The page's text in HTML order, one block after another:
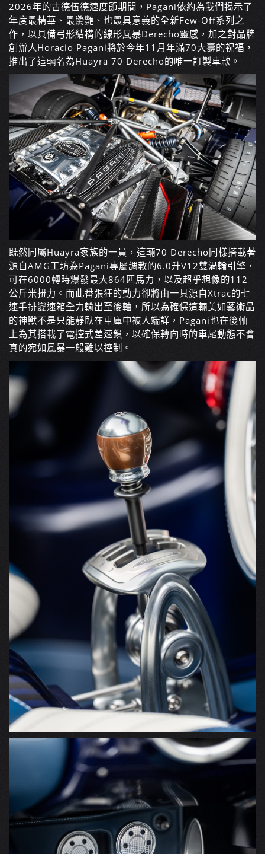
2026年的古德伍德速度節期間，Pagani依約為我們揭示了
年度最精華、最驚艷、也最具意義的全新Few-Off系列之
作，以具備弓形結構的線形風暴Derecho靈感，加之對品牌
創辦人Horacio Pagani將於今年11月年滿70大壽的祝福，
推出了這輛名為Huayra 70 Derecho的唯一訂製車款。
既然同屬Huayra家族的一員，這輛70 Derecho同樣搭載著
源自AMG工坊為Pagani專屬調教的6.0升V12雙渦輪引擎，
可在6000轉時爆發最大864匹馬力，以及超乎想像的112
公斤米扭力。而此番張狂的動力卻將由一具源自Xtrac的七
速手排變速箱全力輸出至後軸，所以為確保這輛美如藝術品
的神獸不是只能靜臥在車庫中被人端詳，Pagani也在後軸
上為其搭載了電控式差速鎖，以確保轉向時的車尾動態不會
真的宛如風暴一般難以控制。